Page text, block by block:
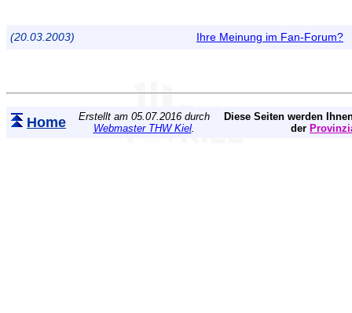
(20.03.2003) Ihre Meinung im Fan-Forum?
Home
Erstellt am 05.07.2016 durch
Webmaster THW Kiel.
Diese Seiten werden
der